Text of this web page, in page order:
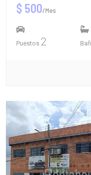
$ 500/Mes
Puestos 2